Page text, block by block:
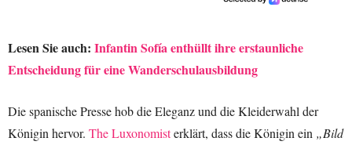
Lesen Sie auch: Infantin Sofía enthüllt ihre erstaunliche
Entscheidung für eine Wanderschulausbildung
Die spanische Presse hob die Eleganz und die Kleiderwahl der
Königin hervor. The Luxonomisterklärt, dass die Königin ein „Bild